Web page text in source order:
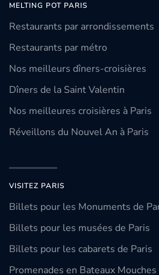
MELTING POT PARIS
Restaurants par arrondissements
Restaurants par métro
Nos meilleurs dîners-croisières
Dîners de la Saint Valentin
Nos meilleures croisières à Paris
Réveillons du Nouvel An à Paris
VISITEZ PARIS
Billets pour les Monuments de
Billets pour les musées de Paris
Billets pour les cabarets de Paris
Promenades en Bateaux Mouches